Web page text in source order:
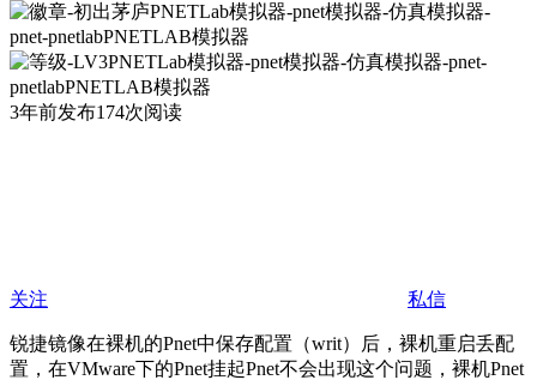
3年前发布174次阅读
关注 私信
锐捷镜像在裸机的Pnet中保存配置（writ）后，裸机重启丢配
置，在VMware下的Pnet挂起Pnet不会出现这个问题，裸机Pnet